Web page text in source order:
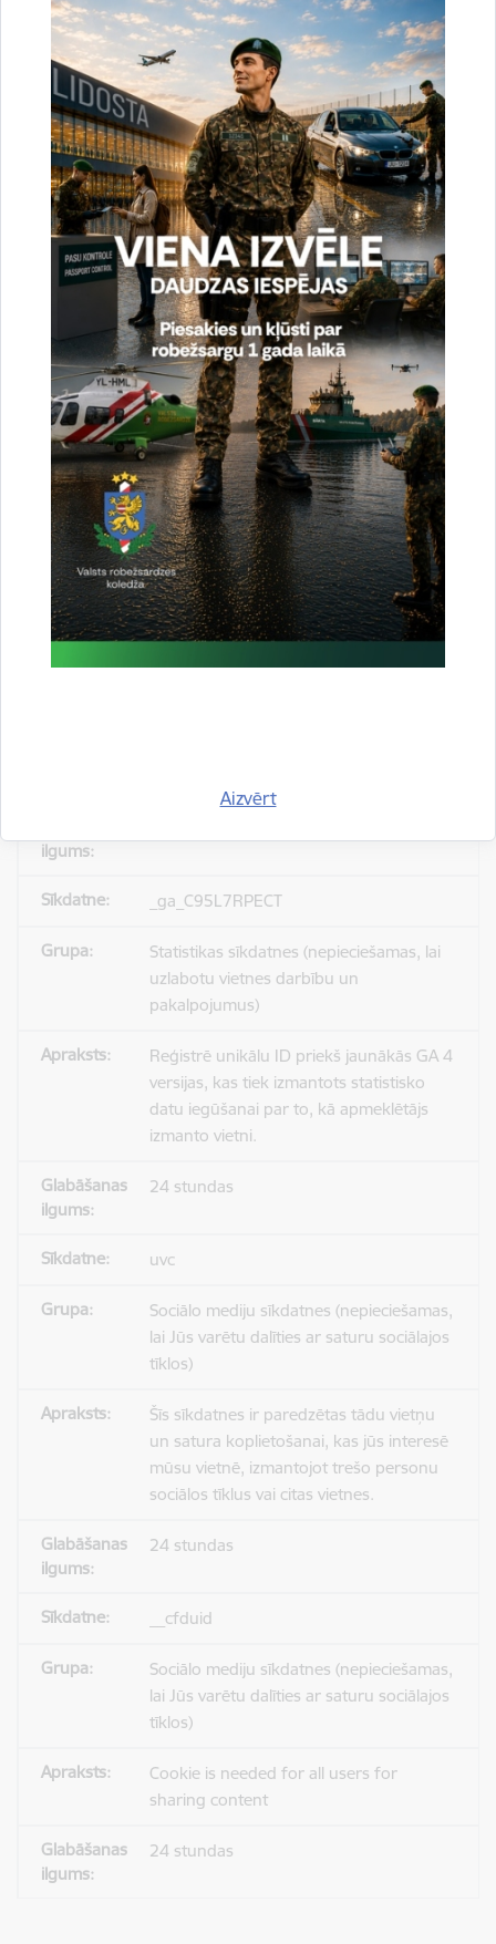
Aizvērt
uzlabotu vietnes darbību un
pakalpojumus)
Reģistrē unikālu ID, kas tiek izmantots
statistisko datu iegūšanai par to, kā
apmeklētājs izmanto vietni.
2 gadi
_gat
Statistikas sīkdatnes (nepieciešamas, lai
uzlabotu vietnes darbību un
pakalpojumus)
Izmanto Google Analytics, lai samazinātu
pieprasījuma līmeni.
1 minūte
_gid
Statistikas sīkdatnes (nepieciešamas, lai
uzlabotu vietnes darbību un
pakalpojumus)
_ga_C95L7RPECT
Statistikas sīkdatnes (nepieciešamas, lai
uzlabotu vietnes darbību un
pakalpojumus)
Reģistrē unikālu ID priekš jaunākās GA 4
versijas, kas tiek izmantots statistisko
datu iegūšanai par to, kā apmeklētājs
izmanto vietni.
24 stundas
uvc
Sociālo mediju sīkdatnes (nepieciešamas,
lai Jūs varētu dalīties ar saturu sociālajos
tīklos)
Šīs sīkdatnes ir paredzētas tādu vietņu
un satura koplietošanai, kas jūs interesē
mūsu vietnē, izmantojot trešo personu
sociālos tīklus vai citas vietnes.
24 stundas
__cfduid
Sociālo mediju sīkdatnes (nepieciešamas,
lai Jūs varētu dalīties ar saturu sociālajos
tīklos)
Cookie is needed for all users for
sharing content
24 stundas